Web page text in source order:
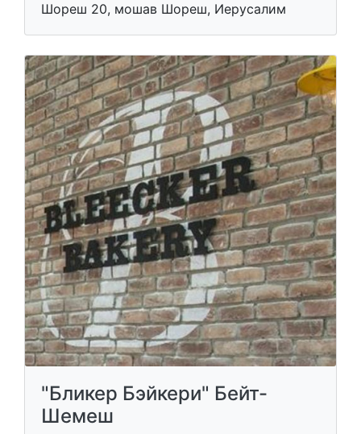
Шореш 20, мошав Шореш, Иерусалим
"Бликер Бэйкери" Бейт-
Шемеш